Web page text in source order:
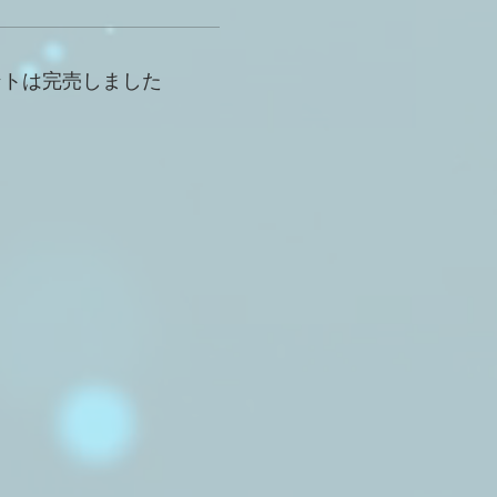
は完売しました